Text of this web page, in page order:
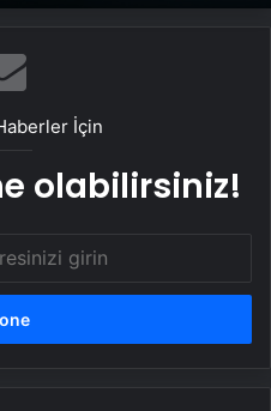
İçin
olabilirsiniz!